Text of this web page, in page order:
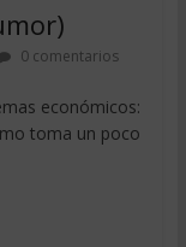
0 comentarios
económicos:
toma un poco